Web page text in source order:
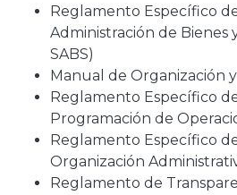
Reglamento Específico
Administración de Bienes
SABS)
Manual de Organización
Reglamento Específico
Programación de
Reglamento Específico
Organización
Reglamento de